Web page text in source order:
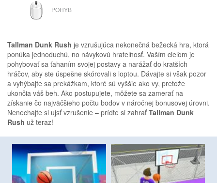
MYŠ
POHYB
Tallman Dunk Rush je vzrušujúca nekonečná bežecká hra, ktorá
ponúka jednoduchú, no návykovú hrateľnosť. Vaším cieľom je
pohybovať sa ťahaním svojej postavy a narážať do kratších
hráčov, aby ste úspešne skórovali s loptou. Dávajte si však pozor
a vyhýbajte sa prekážkam, ktoré sú vyššie ako vy, pretože
ukončia váš beh. Ako postupujete, môžete sa zamerať na
získanie čo najväčšieho počtu bodov v náročnej bonusovej úrovni.
Nenechajte si ujsť vzrušenie – príďte si zahraťTallman Dunk
Rush už teraz!